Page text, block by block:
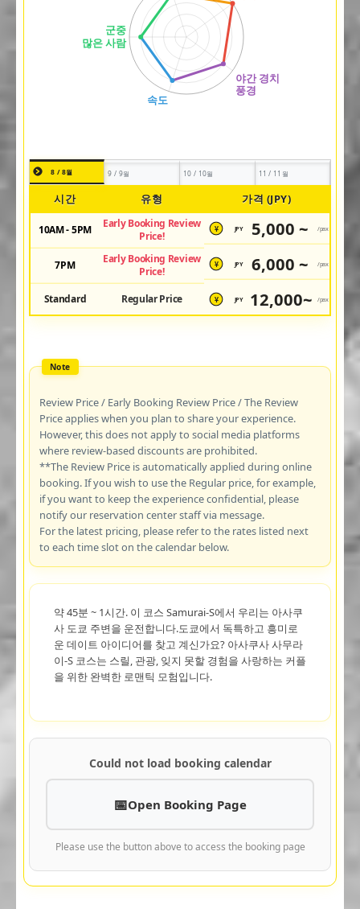
8 / 8월 9 / 9월 10 / 10월 11 / 11월
시간 유형 가격 (JPY)
10AM - 5PM
Early Booking Review
Price!
¥ JPY 5,000 ~ /pax
7PM
Early Booking Review
Price!
¥ JPY 6,000 ~ /pax
Standard Regular Price ¥ JPY 12,000~ /pax
Review Price / Early Booking Review Price / The Review
Price applies when you plan to share your experience.
However, this does not apply to social media platforms
where review-based discounts are prohibited.
**The Review Price is automatically applied during online
booking. If you wish to use the Regular price, for example,
if you want to keep the experience confidential, please
notify our reservation center staff via message.
For the latest pricing, please refer to the rates listed next
to each time slot on the calendar below.
약 45분 ~ 1시간. 이 코스 Samurai-S에서 우리는 아사쿠
사 도쿄 주변을 운전합니다.도쿄에서 독특하고 흥미로
운 데이트 아이디어를 찾고 계신가요? 아사쿠사 사무라
이-S 코스는 스릴, 관광, 잊지 못할 경험을 사랑하는 커플
을 위한 완벽한 로맨틱 모험입니다.
Could not load booking calendar
Open Booking Page
Please use the button above to access the booking page